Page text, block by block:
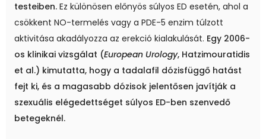
testeiben. Ez különösen előnyös súlyos ED esetén, ahol a
csökkent NO-termelés vagy a PDE-5 enzim túlzott
aktivitása akadályozza az erekció kialakulását. Egy 2006-
os klinikai vizsgálat (European Urology, Hatzimouratidis
et al.) kimutatta, hogy a tadalafil dózisfüggő hatást
fejt ki, és a magasabb dózisok jelentősen javítják a
szexuális elégedettséget súlyos ED-ben szenvedő
betegeknél.